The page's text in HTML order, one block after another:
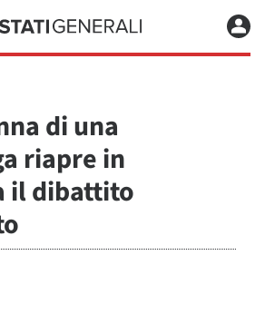
di una
riapre in
il dibattito